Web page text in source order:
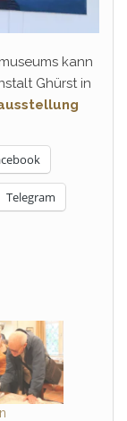
kann
Ghürst in
Telegram